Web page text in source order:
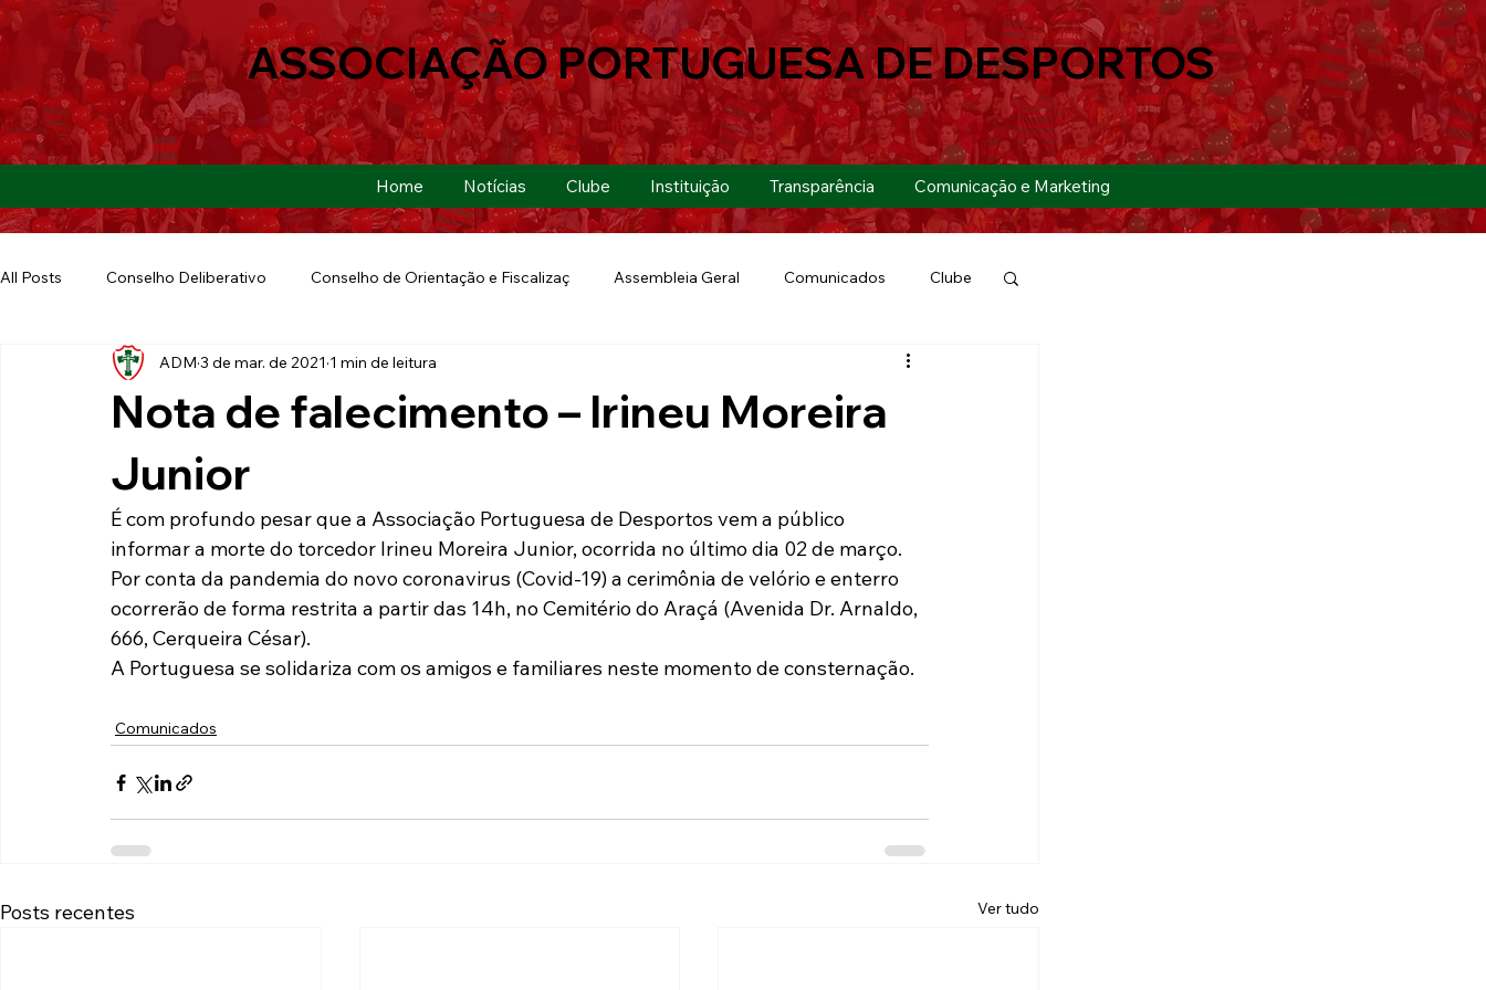
Home Notícias Clube Instituição Transparência Comunicação e Marketing
ASSOCIAÇÃO PORTUGUESA DE DESPORTOS
All Posts Conselho Deliberativo Conselho de Orientação e Fiscalizaç Assembleia Geral Comunicados Clube
Ação Social Futebol Americano Copa São Paulo
Futebol de Base
Paulista A2 2019 Portuguesas pelo Brasil Ouvidoria Modalidades Marketing Sócio-Torcedor
Tabelas Recuperação Judicial
Nota de falecimento – Irineu Moreira
Junior
ADM 3 de mar. de 2021 1 min de leitura
É com profundo pesar que a Associação Portuguesa de Desportos vem a público
informar a morte do torcedor Irineu Moreira Junior, ocorrida no último dia 02 de março.
Por conta da pandemia do novo coronavirus (Covid-19) a cerimônia de velório e enterro
ocorrerão de forma restrita a partir das 14h, no Cemitério do Araçá (Avenida Dr. Arnaldo,
666, Cerqueira César).
A Portuguesa se solidariza com os amigos e familiares neste momento de consternação.
Comunicados
Posts recentes Ver tudo